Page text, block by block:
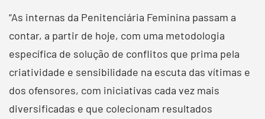
“As internas da Penitenciária Feminina passam a
contar, a partir de hoje, com uma metodologia
específica de solução de conflitos que prima pela
criatividade e sensibilidade na escuta das vítimas e
dos ofensores, com iniciativas cada vez mais
diversificadas e que colecionam resultados